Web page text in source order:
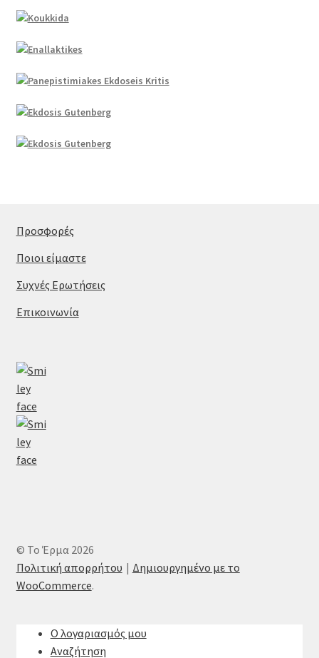
Προσφορές
Ποιοι είμαστε
Συχνές Ερωτήσεις
Επικοινωνία
© Το Έρμα 2026
Πολιτική απορρήτου
Δημιουργημένο με το
WooCommerce.
Ο λογαριασμός μου
Αναζήτηση